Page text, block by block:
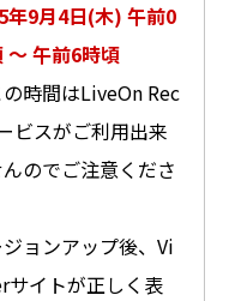
年9月4日(木) 午前0
～ 午前6時頃
時間はLiveOn Rec
ビスがご利用出来
んのでご注意くださ
ョンアップ後、Vi
サイトが正しく表